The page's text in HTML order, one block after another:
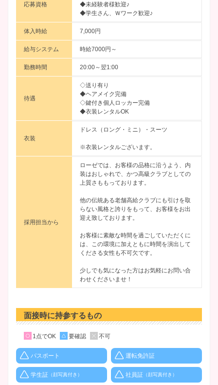
応募資格
◆未経験者様歓迎♪
◆学生さん、Ｗワーク歓迎♪
体入時給 7,000円
給与システム 時給7000円～
勤務時間 20:00～翌1:00
待遇
◇送り有り
◆ヘアメイク完備
◇鍵付き個人ロッカー完備
◆衣装レンタルOK
衣装
ドレス（ロング・ミニ）・スーツ
※衣装レンタルございます。
採用担当から
ローゼでは、お客様の品格に沿うよう、内
装はおしゃれで、かつ高級クラブとしての
上質さももっております。
他の伝統ある老舗高給クラブにも引けを取
らない風格と誇りをもって、お客様をお出
迎え致しております。
お客様に素敵な時間を過ごしていただくに
は、この環境に加えともに時間を演出して
くださる女性も不可欠です。
少しでも気になった方はお気軽にお問い合
わせくださいませ！
面接時に持参するもの
1点でOK 要確認 不可
パスポート 運転免許証
学生証 （顔写真付き） 社員証 （顔写真付き）